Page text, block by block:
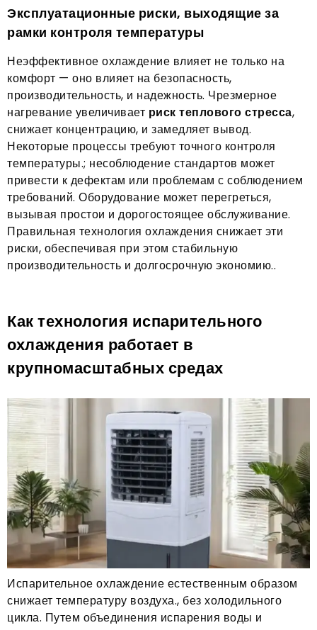
Эксплуатационные риски, выходящие за
рамки контроля температуры
Неэффективное охлаждение влияет не только на
комфорт — оно влияет на безопасность,
производительность, и надежность. Чрезмерное
нагревание увеличивает риск теплового стресса,
снижает концентрацию, и замедляет вывод.
Некоторые процессы требуют точного контроля
температуры.; несоблюдение стандартов может
привести к дефектам или проблемам с соблюдением
требований. Оборудование может перегреться,
вызывая простои и дорогостоящее обслуживание.
Правильная технология охлаждения снижает эти
риски, обеспечивая при этом стабильную
производительность и долгосрочную экономию..
Как технология испарительного
охлаждения работает в
крупномасштабных средах
Испарительное охлаждение естественным образом
снижает температуру воздуха., без холодильного
цикла. Путем объединения испарения воды и